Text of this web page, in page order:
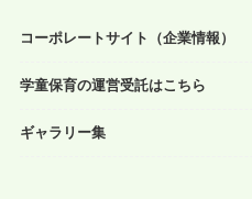
コーポレートサイト（企業情報）
学童保育の運営受託はこちら
ギャラリー集